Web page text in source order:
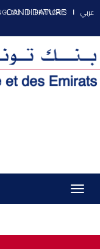
CANDIDATURE
FRANCAIS عربي